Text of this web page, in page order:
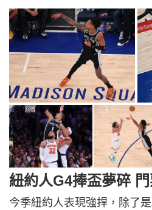
紐約人G4捧盃夢碎
今季紐約人表現強捍，除了